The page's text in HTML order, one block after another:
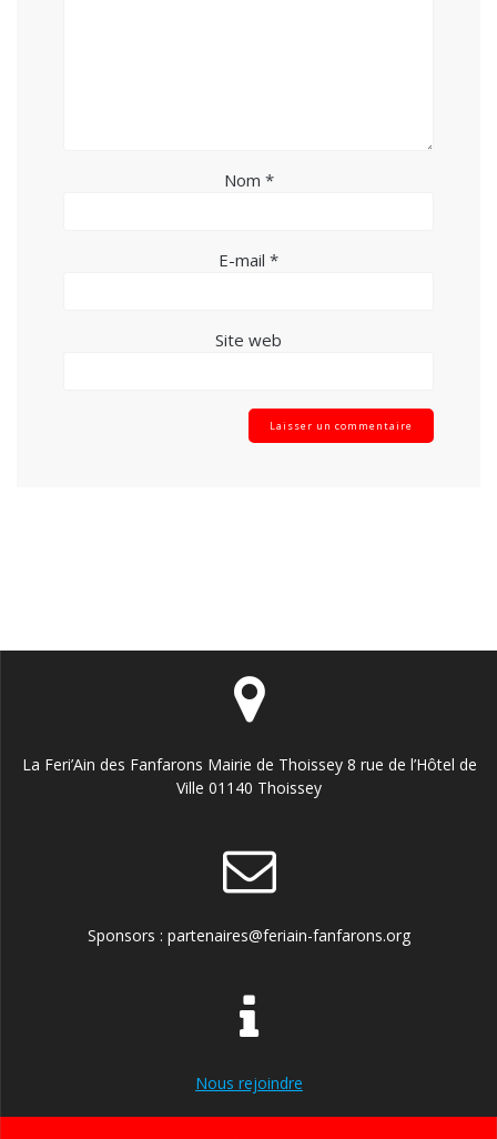
Nom *
E-mail *
Site web
La Feri’Ain des Fanfarons Mairie de Thoissey 8 rue de l’Hôtel de
Ville 01140 Thoissey
Sponsors : partenaires@feriain-fanfarons.org
Nous rejoindre